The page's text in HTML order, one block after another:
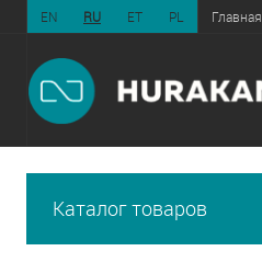
EN RU ET PL Главная
Каталог товаров